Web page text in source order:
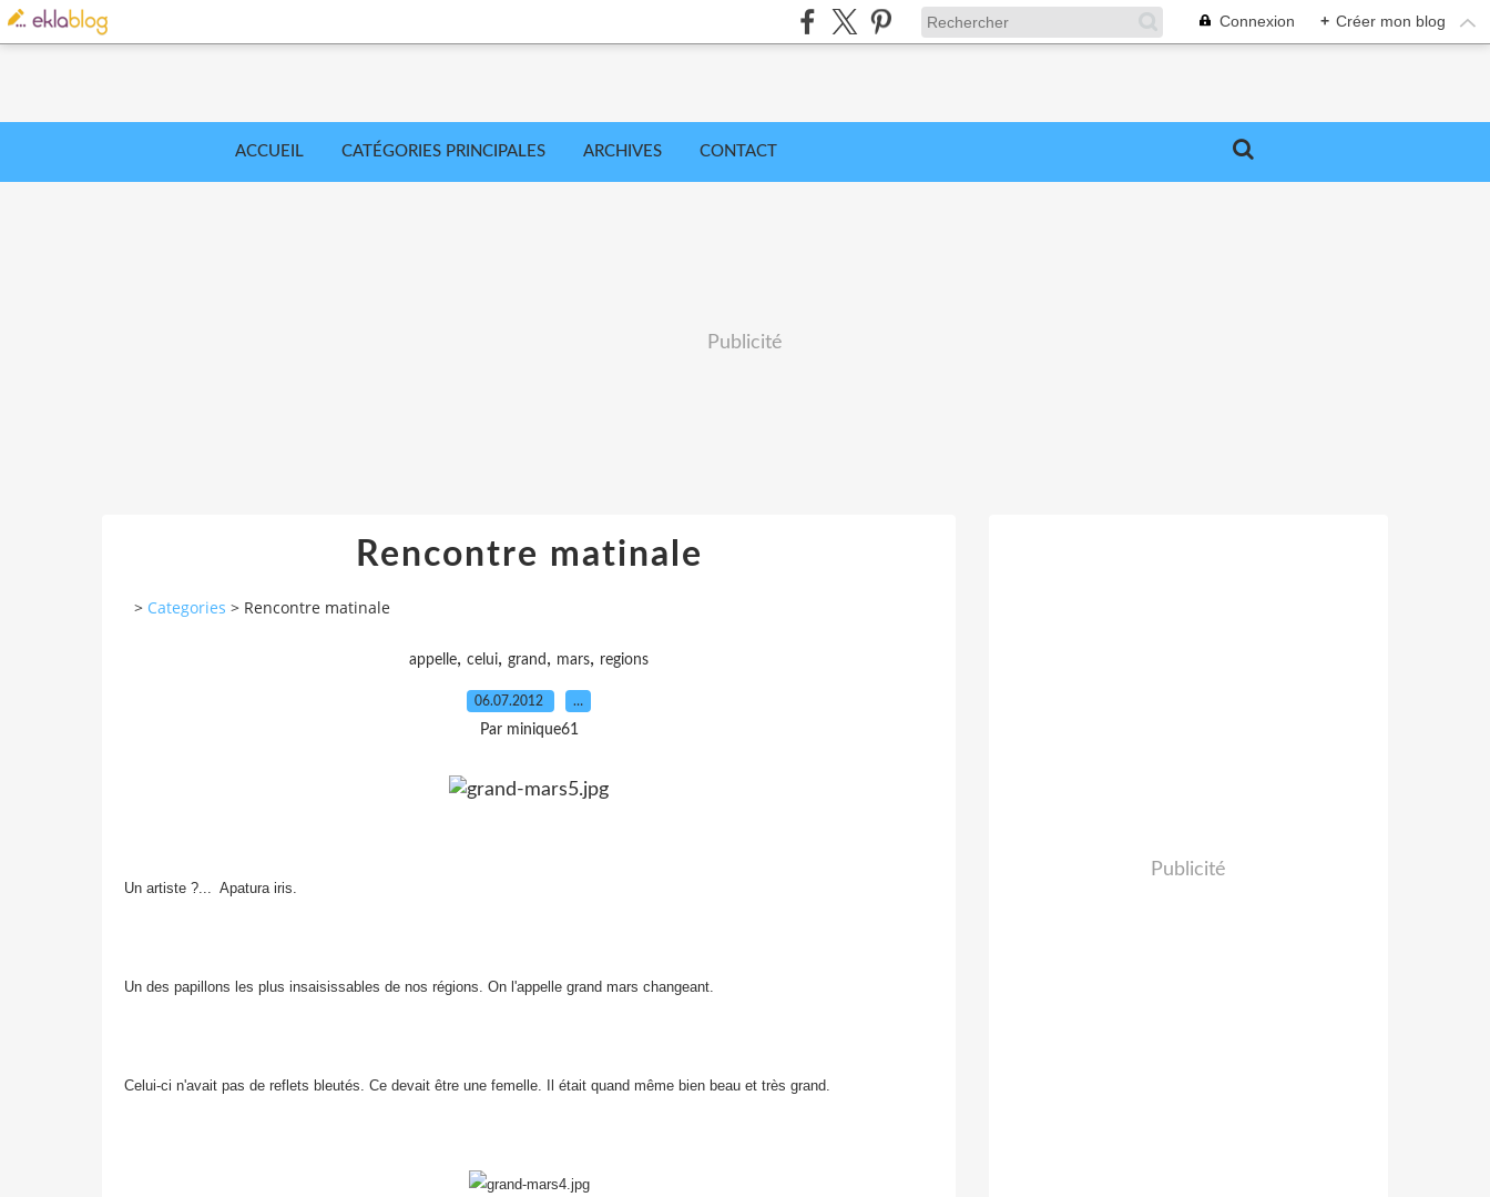
Connexion + Créer mon blog
ACCUEIL CATÉGORIES PRINCIPALES ARCHIVES CONTACT
Publicité
Rencontre matinale
> Categories > Rencontre matinale
appelle, celui, grand , mars, regions
06.07.2012 …
Par minique61
Un artiste ?... Apatura iris.
Un des papillons les plus insaisissables de nos régions. On l'appelle grand mars changeant.
Celui-ci n'avait pas de reflets bleutés. Ce devait être une femelle. Il était quand même bien beau et très grand.
Publicité